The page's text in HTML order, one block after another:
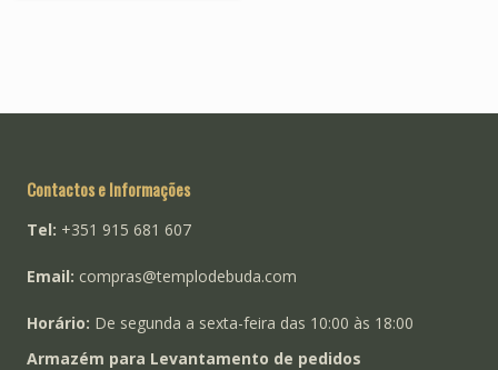
Contactos e Informações
Tel: +351 915 681 607
Email: compras@templodebuda.com
Horário: De segunda a sexta-feira das 10:00 às 18:00
Armazém para Levantamento de pedidos